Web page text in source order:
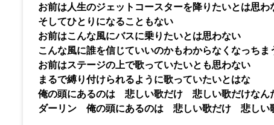
お前は人生のジェットコースターを降りたいとは思わ
そしてひとりになることもない
お前はこんな風にバスに乗りたいとは思わない
こんな風に誰を信じていいのかもわからなくなっちま
お前はステージの上で歌っていたいとも思わない
まるで縛り付けられるように歌っていたいとはな
俺の頭にあるのは 悲しい歌だけ 悲しい歌だけなん
ダーリン 俺の頭にあるのは 悲しい歌だけ 悲しい